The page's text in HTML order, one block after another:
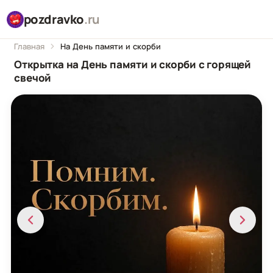
pozdravko.ru
Главная На День памяти и скорби
Открытка на День памяти и скорби с горящей
свечой